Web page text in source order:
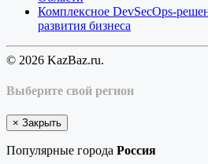
Комплексное DevSecOps-
развития бизнеса
© 2026 KazBaz.ru.
Выберите свой регион
× Закрыть
Популярные города Россия